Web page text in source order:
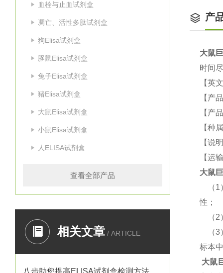
血栓与止血试剂盒
凋亡、活性多肽试剂盒
狗Elisa试剂盒
豚鼠Elisa试剂盒
兔子Elisa试剂盒
猪Elisa试剂盒
大鼠Elisa试剂盒
小鼠Elisa试剂盒
人ELISA试剂盒
查看全部产品
相关文章 / ARTICLE
八步助您提高ELISA试剂盒检测方法灵敏度
产
大鼠
时间
【英
【产
【产
【种
【说
【运
大鼠
（
性；
（
（
标本
大鼠